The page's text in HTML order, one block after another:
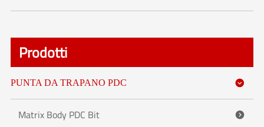
Prodotti
PUNTA DA TRAPANO PDC 
Matrix Body PDC Bit 